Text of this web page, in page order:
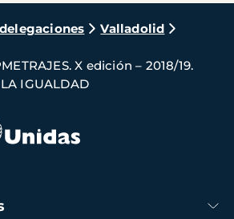
Valladolid
X edición – 2018/19.
IGUALDAD